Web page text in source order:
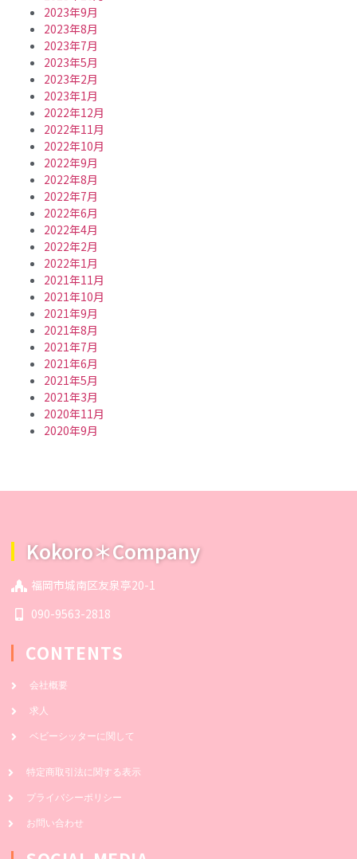
2023年9月
2023年8月
2023年7月
2023年5月
2023年2月
2023年1月
2022年12月
2022年11月
2022年10月
2022年9月
2022年8月
2022年7月
2022年6月
2022年4月
2022年2月
2022年1月
2021年11月
2021年10月
2021年9月
2021年8月
2021年7月
2021年6月
2021年5月
2021年3月
2020年11月
2020年9月
Kokoro＊Company
福岡市城南区友泉亭20-1
090-9563-2818
CONTENTS
会社概要
求人
ベビーシッターに関して
特定商取引法に関する表示
プライバシーポリシー
お問い合わせ